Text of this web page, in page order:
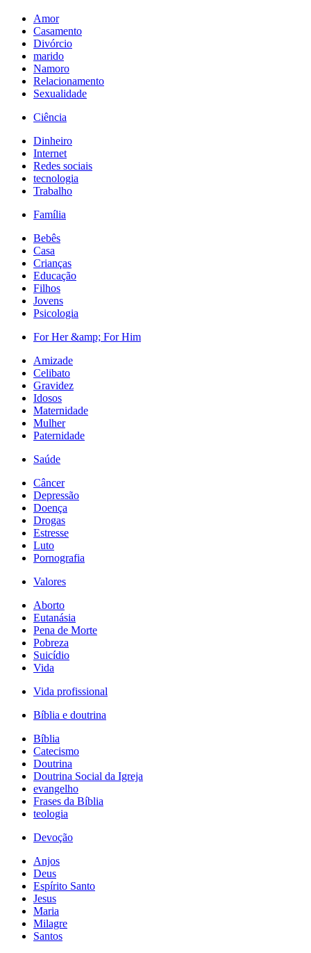
Amor
Casamento
Divórcio
marido
Namoro
Relacionamento
Sexualidade
Ciência
Dinheiro
Internet
Redes sociais
tecnologia
Trabalho
Família
Bebês
Casa
Crianças
Educação
Filhos
Jovens
Psicologia
For Her &amp; For Him
Amizade
Celibato
Gravidez
Idosos
Maternidade
Mulher
Paternidade
Saúde
Câncer
Depressão
Doença
Drogas
Estresse
Luto
Pornografia
Valores
Aborto
Eutanásia
Pena de Morte
Pobreza
Suicídio
Vida
Vida profissional
Bíblia e doutrina
Bíblia
Catecismo
Doutrina
Doutrina Social da Igreja
evangelho
Frases da Bíblia
teologia
Devoção
Anjos
Deus
Espírito Santo
Jesus
Maria
Milagre
Santos